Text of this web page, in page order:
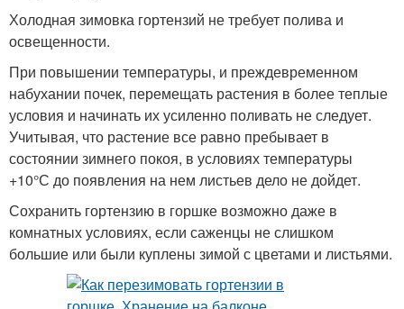
Холодная зимовка гортензий не требует полива и
освещенности.
При повышении температуры, и преждевременном
набухании почек, перемещать растения в более теплые
условия и начинать их усиленно поливать не следует.
Учитывая, что растение все равно пребывает в
состоянии зимнего покоя, в условиях температуры
+10°С до появления на нем листьев дело не дойдет.
Сохранить гортензию в горшке возможно даже в
комнатных условиях, если саженцы не слишком
большие или были куплены зимой с цветами и листьями.